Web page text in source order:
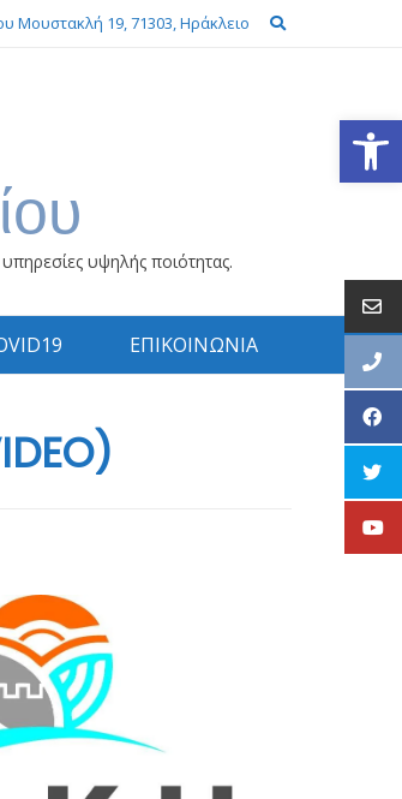
Μουστακλή 19, 71303, Ηράκλειο
υψηλής ποιότητας.
ΕΠΙΚΟΙΝΩΝΙΑ